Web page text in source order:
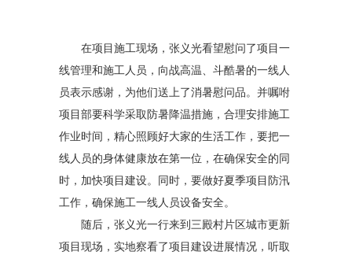
在项目施工现场，张义光看望慰问了项目一
线管理和施工人员，向战高温、斗酷暑的一线人
员表示感谢，为他们送上了消暑慰问品。并嘱咐
项目部要科学采取防暑降温措施，合理安排施工
作业时间，精心照顾好大家的生活工作，要把一
线人员的身体健康放在第一位，在确保安全的同
时，加快项目建设。同时，要做好夏季项目防汛
工作，确保施工一线人员设备安全。
随后，张义光一行来到三殿村片区城市更新
项目现场，实地察看了项目建设进展情况，听取